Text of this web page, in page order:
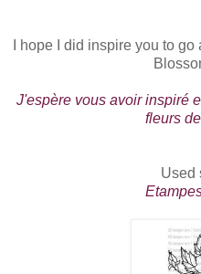
I hope I did inspire you to
J'espère vous avoir inspiré
fleurs
Used